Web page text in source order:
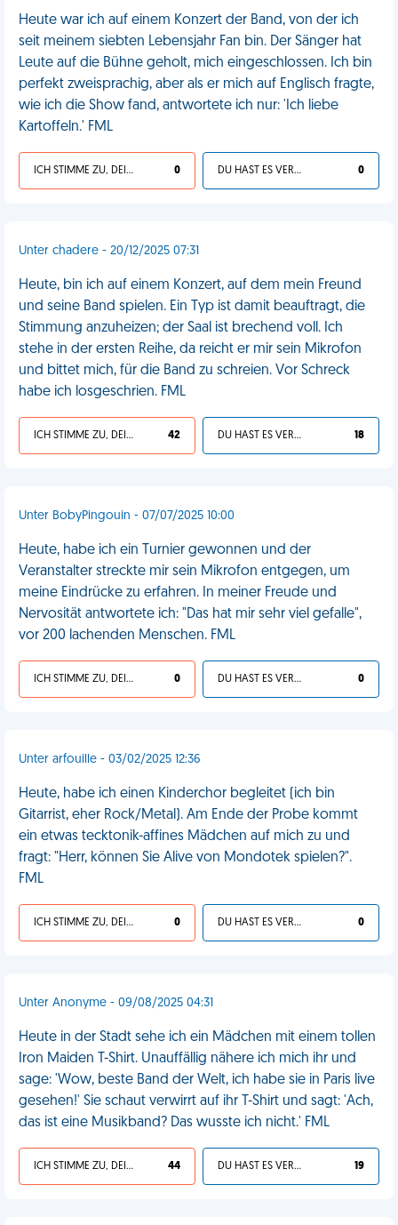
Heute war ich auf einem Konzert der Band, von der ich
seit meinem siebten Lebensjahr Fan bin. Der Sänger hat
Leute auf die Bühne geholt, mich eingeschlossen. Ich bin
perfekt zweisprachig, aber als er mich auf Englisch fragte,
wie ich die Show fand, antwortete ich nur: 'Ich liebe
Kartoffeln.' FML
ICH STIMME ZU, DEIN LEBEN IST SCHEISSE 0 DU HAST ES VERDIENT 0
Unter chadere - 20/12/2025 07:31
Heute, bin ich auf einem Konzert, auf dem mein Freund
und seine Band spielen. Ein Typ ist damit beauftragt, die
Stimmung anzuheizen; der Saal ist brechend voll. Ich
stehe in der ersten Reihe, da reicht er mir sein Mikrofon
und bittet mich, für die Band zu schreien. Vor Schreck
habe ich losgeschrien. FML
ICH STIMME ZU, DEIN LEBEN IST SCHEISSE 42 DU HAST ES VERDIENT 18
Unter BobyPingouin - 07/07/2025 10:00
Heute, habe ich ein Turnier gewonnen und der
Veranstalter streckte mir sein Mikrofon entgegen, um
meine Eindrücke zu erfahren. In meiner Freude und
Nervosität antwortete ich: "Das hat mir sehr viel gefalle",
vor 200 lachenden Menschen. FML
ICH STIMME ZU, DEIN LEBEN IST SCHEISSE 0 DU HAST ES VERDIENT 0
Unter arfouille - 03/02/2025 12:36
Heute, habe ich einen Kinderchor begleitet (ich bin
Gitarrist, eher Rock/Metal). Am Ende der Probe kommt
ein etwas tecktonik-affines Mädchen auf mich zu und
fragt: "Herr, können Sie Alive von Mondotek spielen?".
FML
ICH STIMME ZU, DEIN LEBEN IST SCHEISSE 0 DU HAST ES VERDIENT 0
Unter Anonyme - 09/08/2025 04:31
Heute in der Stadt sehe ich ein Mädchen mit einem tollen
Iron Maiden T-Shirt. Unauffällig nähere ich mich ihr und
sage: 'Wow, beste Band der Welt, ich habe sie in Paris live
gesehen!' Sie schaut verwirrt auf ihr T-Shirt und sagt: 'Ach,
das ist eine Musikband? Das wusste ich nicht.' FML
ICH STIMME ZU, DEIN LEBEN IST SCHEISSE 44 DU HAST ES VERDIENT 19